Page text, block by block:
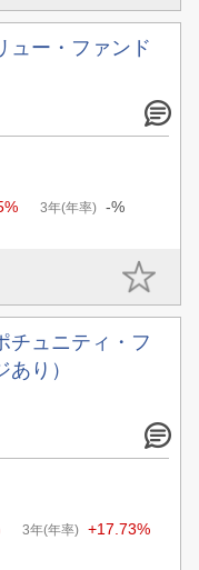
ュー・ファンド
3年(年率) -%
チュニティ・フ
り）
3年(年率) +17.73%